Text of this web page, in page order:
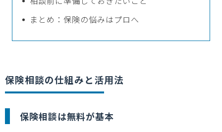
まとめ：保険の悩みはプロへ
保険相談の仕組みと活用法
保険相談は無料が基本